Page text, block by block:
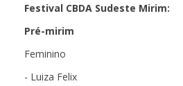
Festival CBDA Sudeste Mirim:
Pré-mirim
Feminino
- Luiza Felix